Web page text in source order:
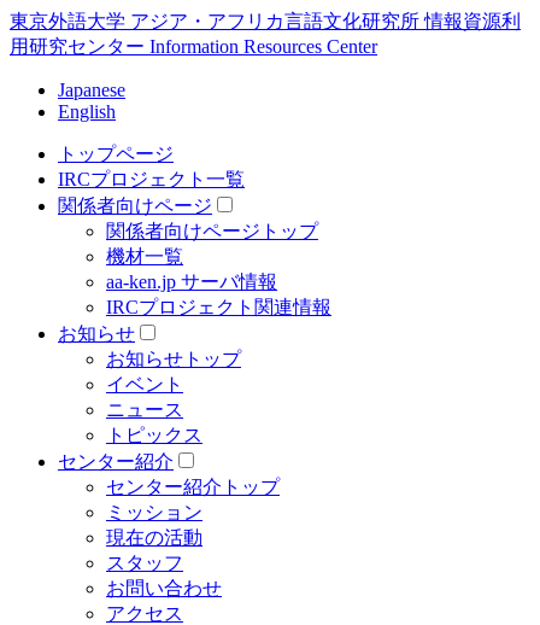
東京外語大学 アジア・アフリカ言語文化研究所 情報資源利
用研究センター Information Resources Center
Japanese
English
トップページ
IRCプロジェクト一覧
関係者向けページ
関係者向けページトップ
機材一覧
aa-ken.jp サーバ情報
IRCプロジェクト関連情報
お知らせ
お知らせトップ
イベント
ニュース
トピックス
センター紹介
センター紹介トップ
ミッション
現在の活動
スタッフ
お問い合わせ
アクセス